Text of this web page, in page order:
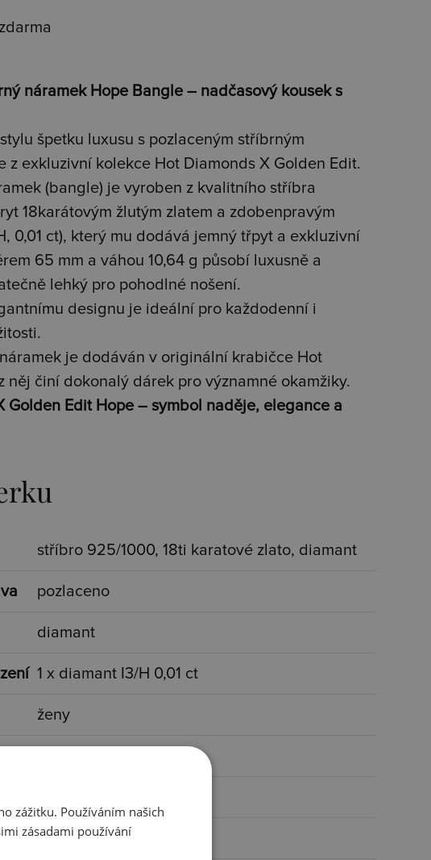
náramek Hope Bangle – nadčasový kousek s
špetku luxusu s pozlaceným stříbrným
z exkluzivní kolekce Hot Diamonds X Golden Edit.
(bangle) je vyroben z kvalitního stříbra
18karátovým žlutým zlatem a zdobenpravým
0,01 ct), který mu dodává jemný třpyt a exkluzivní
65 mm a váhou 10,64 g působí luxusně a
lehký pro pohodlné nošení.
designu je ideální pro každodenní i
je dodáván v originální krabičce Hot
něj činí dokonalý dárek pro významné okamžiky.
Golden Edit Hope – symbol naděje, elegance a
stříbro 925/1000, 18ti karatové zlato, diamant
pozlaceno
diamant
1 x diamant I3/H 0,01 ct
ženy
10,64 g
zážitku. Používáním našich
zásadami používání